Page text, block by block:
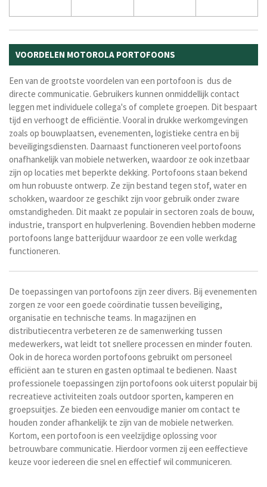
VOORDELEN MOTOROLA PORTOFOONS
Een van de grootste voordelen van een portofoon is dus de
directe communicatie. Gebruikers kunnen onmiddellijk contact
leggen met individuele collega's of complete groepen. Dit bespaart
tijd en verhoogt de efficiëntie. Vooral in drukke werkomgevingen
zoals op bouwplaatsen, evenementen, logistieke centra en bij
beveiligingsdiensten. Daarnaast functioneren veel portofoons
onafhankelijk van mobiele netwerken, waardoor ze ook inzetbaar
zijn op locaties met beperkte dekking. Portofoons staan bekend
om hun robuuste ontwerp. Ze zijn bestand tegen stof, water en
schokken, waardoor ze geschikt zijn voor gebruik onder zware
omstandigheden. Dit maakt ze populair in sectoren zoals de bouw,
industrie, transport en hulpverlening. Bovendien hebben moderne
portofoons lange batterijduur waardoor ze een volle werkdag
functioneren.
De toepassingen van portofoons zijn zeer divers. Bij evenementen
zorgen ze voor een goede coördinatie tussen beveiliging,
organisatie en technische teams. In magazijnen en
distributiecentra verbeteren ze de samenwerking tussen
medewerkers, wat leidt tot snellere processen en minder fouten.
Ook in de horeca worden portofoons gebruikt om personeel
efficiënt aan te sturen en gasten optimaal te bedienen. Naast
professionele toepassingen zijn portofoons ook uiterst populair bij
recreatieve activiteiten zoals outdoor sporten, kamperen en
groepsuitjes. Ze bieden een eenvoudige manier om contact te
houden zonder afhankelijk te zijn van de mobiele netwerken.
Kortom, een portofoon is een veelzijdige oplossing voor
betrouwbare communicatie. Hierdoor vormen zij een eeffectieve
keuze voor iedereen die snel en effectief wil communiceren.